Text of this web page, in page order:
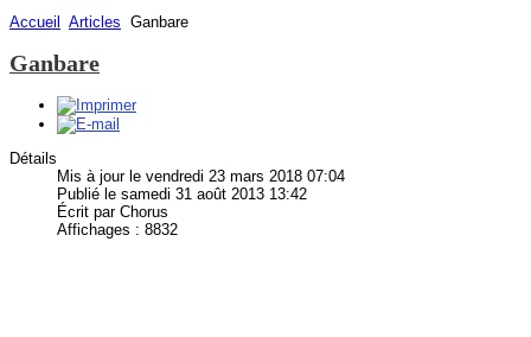
Accueil
Articles Ganbare
Ganbare
Détails
Mis à jour le vendredi 23 mars 2018 07:04
Publié le samedi 31 août 2013 13:42
Écrit par Chorus
Affichages : 8832